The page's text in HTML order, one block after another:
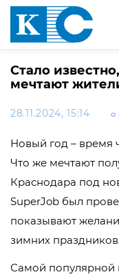
Стало
мечтают
28.11.2024, 15:14
Новый год – время
Что же мечтают
Краснодара под
SuperJob был
показывают
зимних
Самой популярной